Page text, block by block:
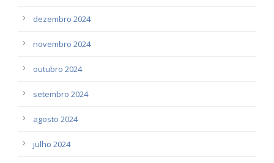
dezembro 2024
novembro 2024
outubro 2024
setembro 2024
agosto 2024
julho 2024